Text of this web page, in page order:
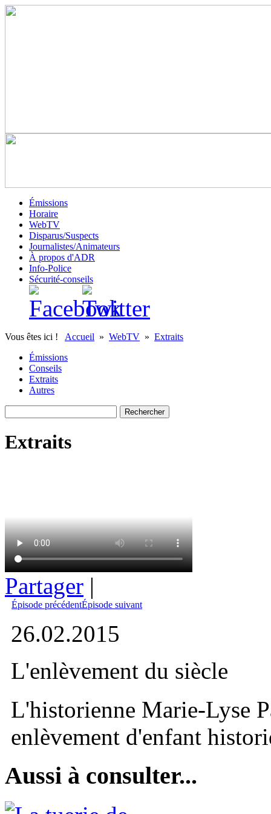
Émissions
Horaire
WebTV
Disparus/Suspects
Journalistes/Animateurs
À propos d'ADR
Info-Police
Sécurité-conseils
Vous êtes ici ! Accueil » WebTV » Extraits
Émissions
Conseils
Extraits
Autres
Extraits
Partager |
Épisode précédentÉpisode suivant
26.02.2015
L'enlèvement du siècle
L'historienne Marie-Lyse
enlèvement d'enfant
Aussi à consulter...